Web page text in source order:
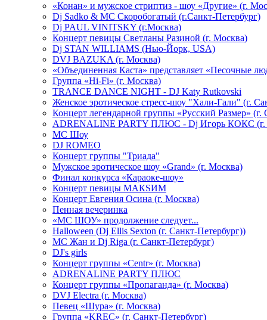
«Конан» и мужское стриптиз - шоу «Другие» (г.
Dj Sadko & МС Скоробогатый (г.Санкт-Петербург)
Dj PAUL VINITSKY (г.Москва)
Концерт певицы Светланы Разиной (г. Москва)
Dj STAN WILLIAMS (Нью-Йорк, USA)
DVJ BAZUKA (г. Москва)
«Объединенная Каста» представляет «Песочные
Группа «Hi-Fi» (г. Москва)
TRANCE DANCE NIGHT - DJ Katy Rutkovski
Женское эротическое стресс-шоу "Хали-Гали" (г.
Концерт легендарной группы «Русский Размер» (г.
ADRENALINE PARTY ПЛЮС - Dj Игорь КОКС (г.
MC Шоу
DJ ROMEO
Концерт группы "Триада"
Мужское эротическое шоу «Grand» (г. Москва)
Финал конкурса «Караоке-шоу»
Концерт певицы МАКSИМ
Концерт Евгения Осина (г. Москва)
Пенная вечеринка
«МС ШОУ» продолжение следует...
Halloween (Dj Ellis Sexton (г. Санкт-Петербург))
МС Жан и Dj Riga (г. Санкт-Петербург)
DJ's girls
Концерт группы «Centr» (г. Москва)
ADRENALINE PARTY ПЛЮС
Концерт группы «Пропаганда» (г. Москва)
DVJ Electra (г. Москва)
Певец «Шура» (г. Москва)
Группа «KREC» (г. Санкт-Петербург)